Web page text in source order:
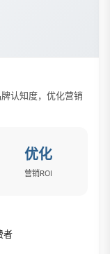
认知度，优化营销
优化
营销ROI
者